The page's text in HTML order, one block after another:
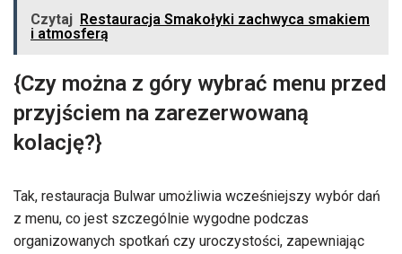
Czytaj Restauracja Smakołyki zachwyca smakiem
i atmosferą
{Czy można z góry wybrać menu przed
przyjściem na zarezerwowaną
kolację?}
Tak, restauracja Bulwar umożliwia wcześniejszy wybór dań
z menu, co jest szczególnie wygodne podczas
organizowanych spotkań czy uroczystości, zapewniając